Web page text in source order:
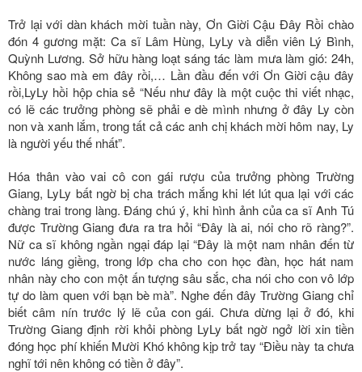
Trở lại với dàn khách mời tuần này, Ơn Giời Cậu Đây Rồi chào
đón 4 gương mặt: Ca sĩ Lâm Hùng, LyLy và diễn viên Lý Bình,
Quỳnh Lương. Sở hữu hàng loạt sáng tác làm mưa làm gió: 24h,
Không sao mà em đây rồi,… Lần đầu đến với Ơn Giời cậu đây
rồi,LyLy hồi hộp chia sẻ “Nếu như đây là một cuộc thi viết nhạc,
có lẽ các trưởng phòng sẽ phải e dè mình nhưng ở đây Ly còn
non và xanh lắm, trong tất cả các anh chị khách mời hôm nay, Ly
là người yếu thế nhất”.
Hóa thân vào vai cô con gái rượu của trưởng phòng Trường
Giang, LyLy bất ngờ bị cha trách mắng khi lét lút qua lại với các
chàng trai trong làng. Đáng chú ý, khi hình ảnh của ca sĩ Anh Tú
được Trường Giang đưa ra tra hỏi “Đây là ai, nói cho rõ ràng?”.
Nữ ca sĩ không ngần ngại đáp lại “Đây là một nam nhân đến từ
nước láng giềng, trong lớp cha cho con học đàn, học hát nam
nhân này cho con một ấn tượng sâu sắc, cha nói cho con vô lớp
tự do làm quen với bạn bè mà”. Nghe đến đây Trường Giang chỉ
biết câm nín trước lý lẽ của con gái. Chưa dừng lại ở đó, khi
Trường Giang định rời khỏi phòng LyLy bất ngờ ngở lời xin tiền
đóng học phí khiến Mười Khó không kịp trở tay “Điều này ta chưa
nghĩ tới nên không có tiền ở đây”.